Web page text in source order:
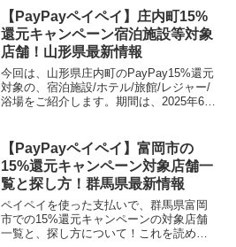
【PayPayペイペイ】庄内町15%
還元キャンペーン宿泊施設等対象
店舗！山形県最新情報
今回は、山形県庄内町のPayPay15%還元
対象の、宿泊施設/ホテル/旅館/レジャー/
浴場をご紹介します。期間は、2025年6月
内24000軒の宿をネ...
【PayPayペイペイ】富岡市の
15%還元キャンペーン対象店舗一
覧と探し方！群馬県最新情報
ペイペイを使った支払いで、群馬県富岡
市での15%還元キャンペーンの対象店舗
一覧と、探し方について！これを読め